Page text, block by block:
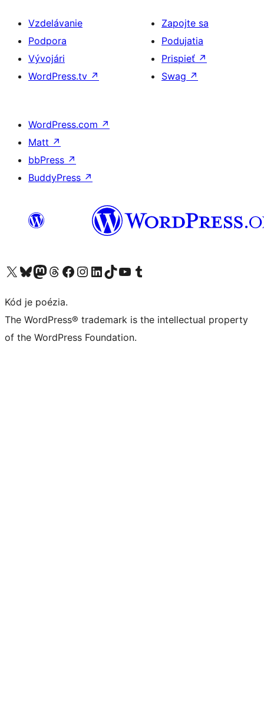
Vzdelávanie
Podpora
Vývojári
WordPress.tv ↗
Zapojte sa
Podujatia
Prispieť ↗
Swag ↗
WordPress.com ↗
Matt ↗
bbPress ↗
BuddyPress ↗
Navštívte náš účet na X (predtým Twitter)
Navštívte náš účet na platforme Bluesky
Navštívte náš účet na Mastodone
Navštívte náš účet na platforme Threads
Navštívte našu stránku na Facebooku
Navštívte náš účet Instagram
Navštívte náš účet LinkedIn
Navštívte náš účet na platforme TikTok
Navštívte náš kanál YouTube
Navštívte náš účet na platforme Tumblr
Kód je poézia.
The WordPress® trademark is the intellectual property
of the WordPress Foundation.